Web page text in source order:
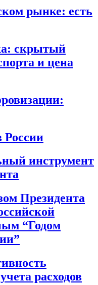
рынке: есть
скрытый
и цена
России
инструмент
Президента
“Годом
расходов